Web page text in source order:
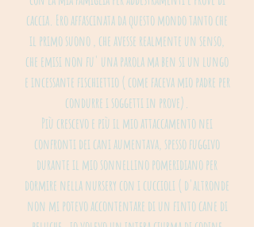
caccia. Ero affascinata da questo mondo tanto che
il primo suono , che avesse realmente un senso,
che emisi non fu' una parola ma ben si un lungo
e incessante fischiettio ( come faceva mio padre per
condurre i soggetti in prove).
Più crescevo e più il mio attaccamento nei
confronti dei cani aumentava, spesso fuggivo
durante il mio sonnellino pomeridiano per
dormire nella nursery con i cuccioli ( d'altronde
non mi potevo accontentare di un finto cane di